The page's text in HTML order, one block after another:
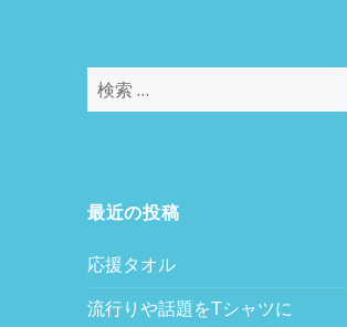
検
索
最近の投稿
応援タオル
流行りや話題をTシャツに